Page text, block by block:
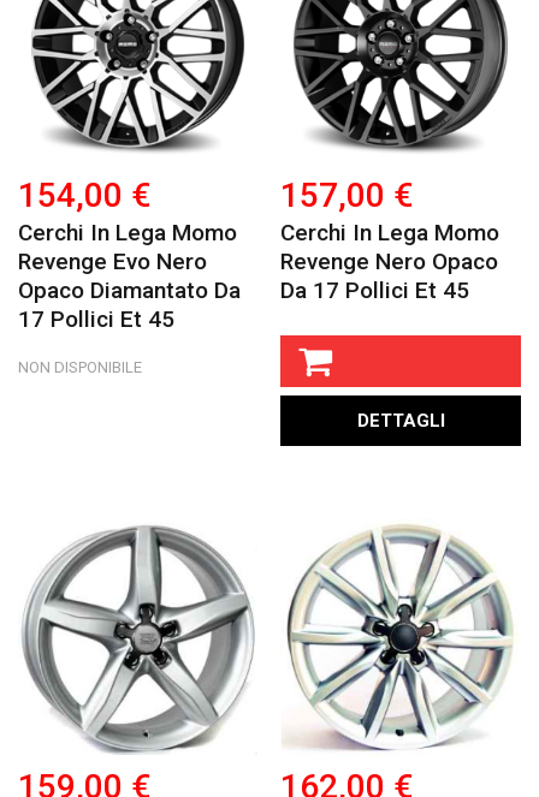
154,00 €
Cerchi In Lega Momo
Revenge Evo Nero
Opaco Diamantato Da
17 Pollici Et 45
NON DISPONIBILE
157,00 €
Cerchi In Lega Momo
Revenge Nero Opaco
Da 17 Pollici Et 45
DETTAGLI
159,00 € 162,00 €